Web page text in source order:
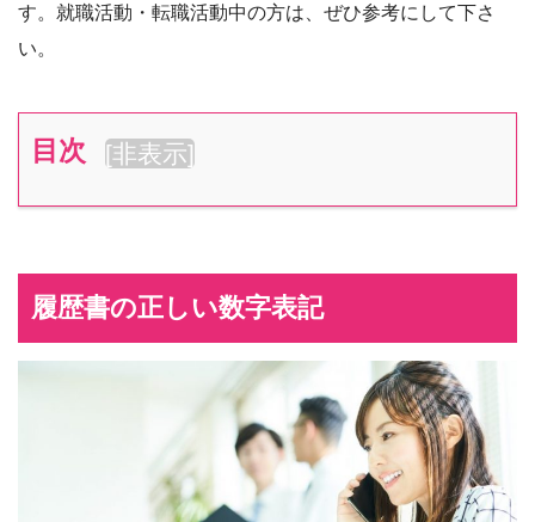
す。就職活動・転職活動中の方は、ぜひ参考にして下さ
い。
目次 [非表示]
履歴書の正しい数字表記